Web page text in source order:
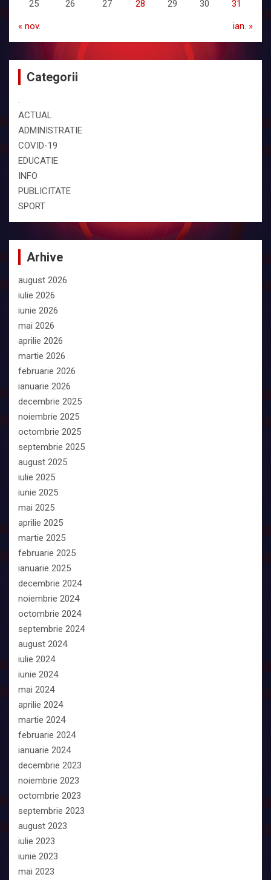
25 26 27 28 29 30 31
« nov. ian. »
Categorii
.
ACTUAL
ADMINISTRATIE
COVID-19
EDUCATIE
INFO
PUBLICITATE
SPORT
Arhive
august 2026
iulie 2026
iunie 2026
mai 2026
aprilie 2026
martie 2026
februarie 2026
ianuarie 2026
decembrie 2025
noiembrie 2025
octombrie 2025
septembrie 2025
august 2025
iulie 2025
iunie 2025
mai 2025
aprilie 2025
martie 2025
februarie 2025
ianuarie 2025
decembrie 2024
noiembrie 2024
octombrie 2024
septembrie 2024
august 2024
iulie 2024
iunie 2024
mai 2024
aprilie 2024
martie 2024
februarie 2024
ianuarie 2024
decembrie 2023
noiembrie 2023
octombrie 2023
septembrie 2023
august 2023
iulie 2023
iunie 2023
mai 2023